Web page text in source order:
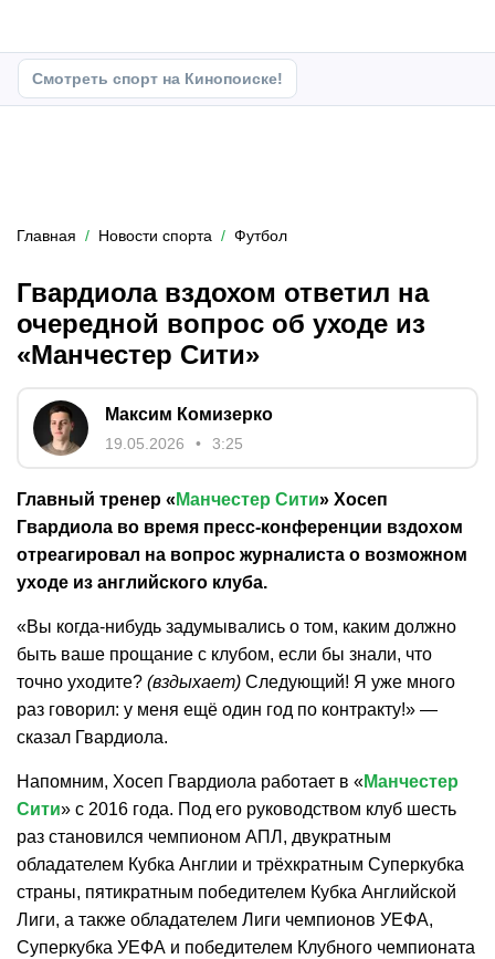
Смотреть спорт на Кинопоиске!
Главная Новости спорта Футбол
Гвардиола вздохом ответил на
очередной вопрос об уходе из
«Манчестер Сити»
Максим Комизерко
19.05.2026 3:25
Главный тренер « Манчестер Сити» Хосеп
Гвардиола во время пресс-конференции вздохом
отреагировал на вопрос журналиста о возможном
уходе из английского клуба.
«Вы когда-нибудь задумывались о том, каким должно
быть ваше прощание с клубом, если бы знали, что
точно уходите? (вздыхает) Следующий! Я уже много
раз говорил: у меня ещё один год по контракту!» —
сказал Гвардиола.
Напомним, Хосеп Гвардиола работает в «Манчестер
Сити» с 2016 года. Под его руководством клуб шесть
раз становился чемпионом АПЛ, двукратным
обладателем Кубка Англии и трёхкратным Суперкубка
страны, пятикратным победителем Кубка Английской
Лиги, а также обладателем Лиги чемпионов УЕФА,
Суперкубка УЕФА и победителем Клубного чемпионата